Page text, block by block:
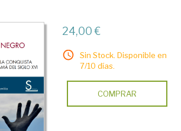
24,00 €
Sin Stock. Disponible en
7/10 días.
COMPRAR